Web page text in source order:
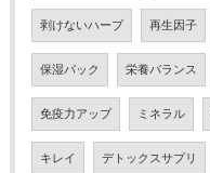
剥けないハーブ 再生因子
保湿パック 栄養バランス
免疫力アップ ミネラル
キレイ デトックスサプリ